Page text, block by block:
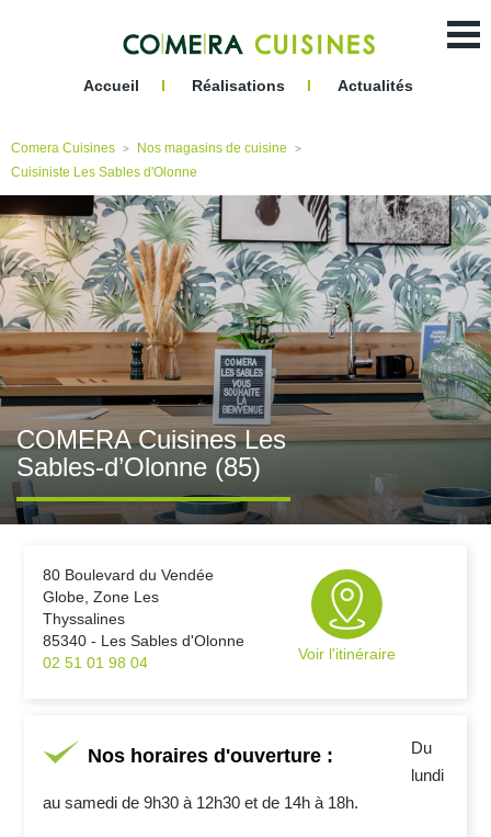
Accueil I Réalisations I Actualités
Comera Cuisines > Nos magasins de cuisine >
Cuisiniste Les Sables d'Olonne
COMERA Cuisines Les
Sables-d’Olonne (85)
80 Boulevard du Vendée
Globe, Zone Les
Thyssalines
85340 - Les Sables d'Olonne
02 51 01 98 04
Voir l'itinéraire
Nos horaires d'ouverture :
Du
lundi
au samedi de 9h30 à 12h30 et de 14h à 18h.